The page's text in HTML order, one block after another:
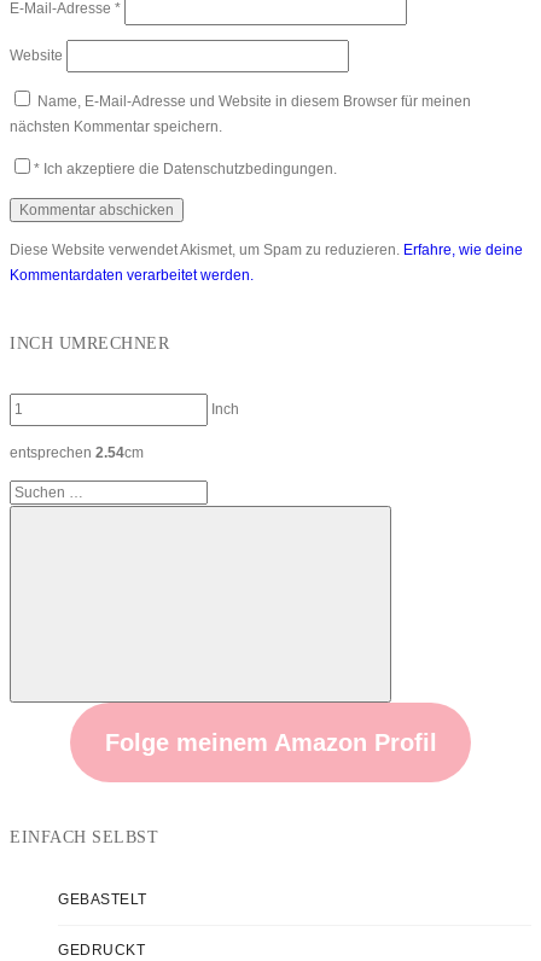
E-Mail-Adresse *
Website
Name, E-Mail-Adresse und Website in diesem Browser für meinen
nächsten Kommentar speichern.
* Ich akzeptiere die Datenschutzbedingungen.
Diese Website verwendet Akismet, um Spam zu reduzieren. Erfahre, wie deine
Kommentardaten verarbeitet werden.
INCH UMRECHNER
Inch
entsprechen 2.54cm
Suchen
Folge meinem Amazon Profil
EINFACH SELBST
GEBASTELT
GEDRUCKT